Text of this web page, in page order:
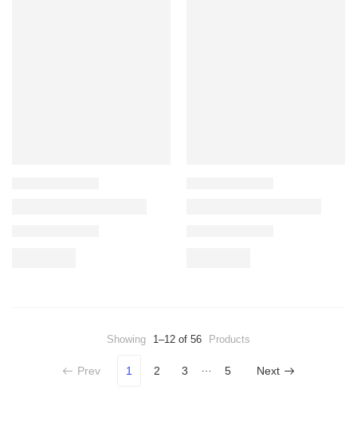
Showing 1–12 of 56 Products
Prev 1 2 3 5 Next